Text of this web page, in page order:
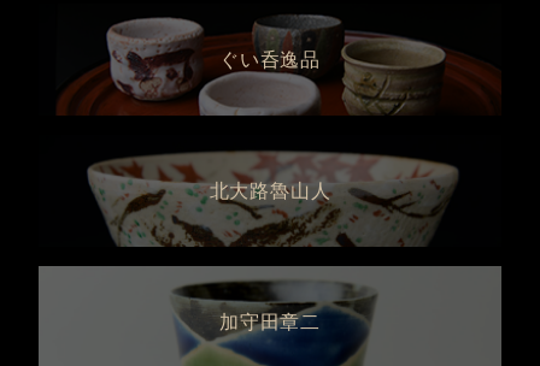
ぐい呑逸品
北大路魯山人
加守田章二